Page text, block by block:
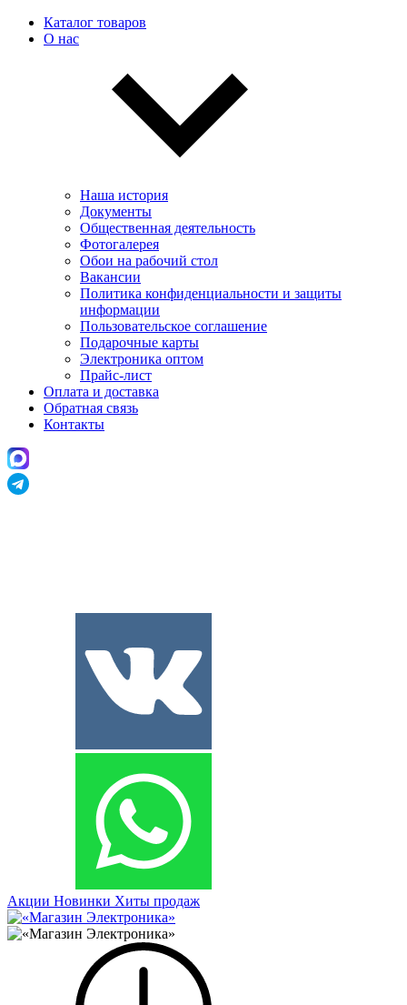
Каталог товаров
О нас
Наша история
Документы
Общественная деятельность
Фотогалерея
Обои на рабочий стол
Вакансии
Политика конфиденциальности и защиты
информации
Пользовательскоe соглашение
Подарочные карты
Электроника оптом
Прайс-лист
Оплата и доставка
Обратная связь
Контакты
Акции Новинки Хиты продаж